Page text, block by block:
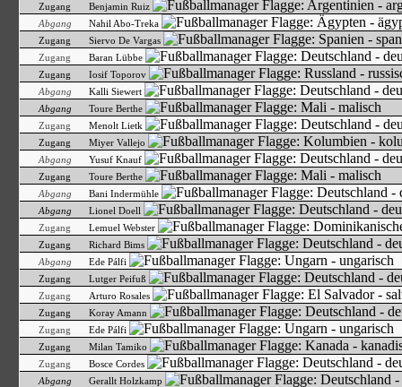
Zugang
Benjamin Ruiz
Abgang
Nahil Abo-Treka
Zugang
Siervo De Vargas
Zugang
Baran Lübbe
Zugang
Iosif Toporov
Abgang
Kalli Siewert
Abgang
Toure Berthe
Zugang
Menolt Lietk
Zugang
Miyer Vallejo
Abgang
Yusuf Knauf
Zugang
Toure Berthe
Abgang
Bani Indermühle
Abgang
Lionel Doell
Zugang
Lemuel Webster
Zugang
Richard Bims
Abgang
Ede Pálfi
Zugang
Lutger Peifuß
Zugang
Arturo Rosales
Zugang
Koray Amann
Zugang
Ede Pálfi
Zugang
Milan Tamiko
Zugang
Bosce Cordes
Abgang
Gerallt Holzkamp